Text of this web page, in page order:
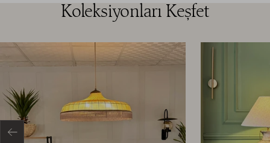
Koleksiyonları Keşfet
Önceki